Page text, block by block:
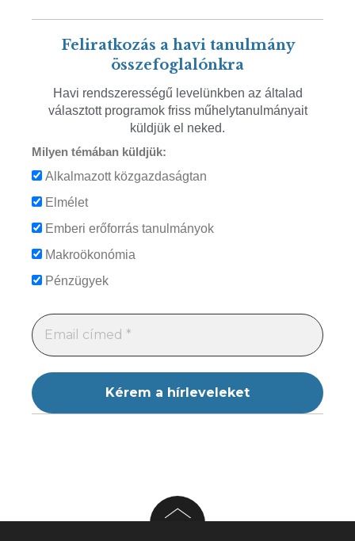
Feliratkozás a havi tanulmány
összefoglalónkra
Havi rendszerességű levelünkben az általad
választott programok friss műhelytanulmányait
küldjük el neked.
Milyen témában küldjük:
Alkalmazott közgazdaságtan
Elmélet
Emberi erőforrás tanulmányok
Makroökonómia
Pénzügyek